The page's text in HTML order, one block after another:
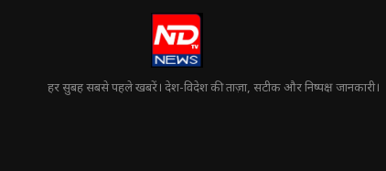
हर सुबह सबसे पहले खबरें। देश-विदेश की ताज़ा, सटीक और निष्पक्ष जानकारी।